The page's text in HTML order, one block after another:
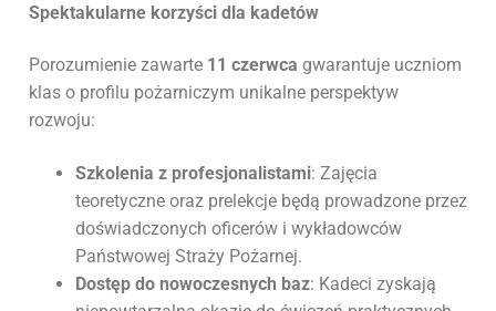
Spektakularne korzyści dla kadetów
Porozumienie zawarte 11 czerwca gwarantuje uczniom
klas o profilu pożarniczym unikalne perspektyw
rozwoju:
Szkolenia z profesjonalistami: Zajęcia
teoretyczne oraz prelekcje będą prowadzone przez
doświadczonych oficerów i wykładowców
Państwowej Straży Pożarnej.
Dostęp do nowoczesnych baz: Kadeci zyskają